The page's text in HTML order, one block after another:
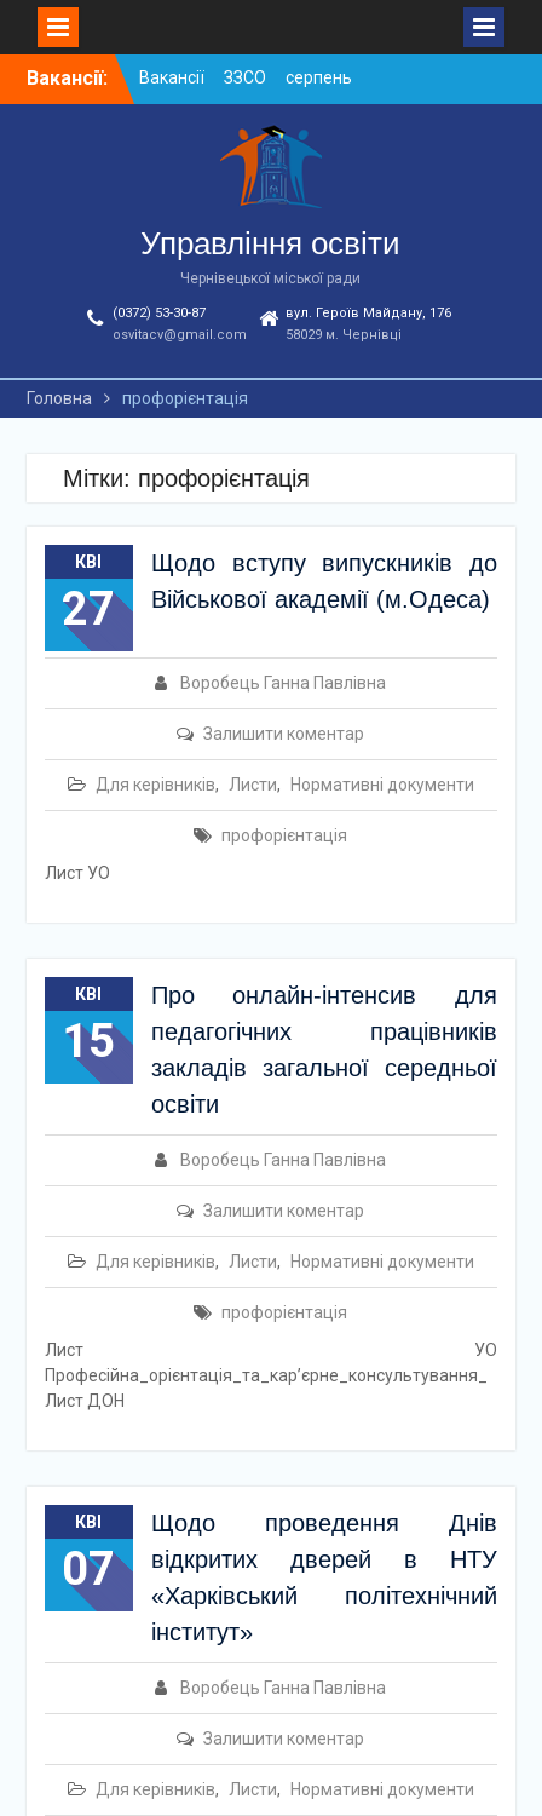
SkipВакансії:
2026
Вакансії ЗЗСО червень
Вакансії у ЗДО та
дошкільних підрозділах
ЗЗСО станом на
Управління освіти
Чернівецької міської ради
(0372) 53-30-87
osvitacv@gmail.com
вул. Героїв Майдану, 176
58029 м. Чернівці
Головна профорієнтація
Мітки: профорієнтація
КВІ
27
Щодо вступу випускників до
Військової академії (м.Одеса)
Воробець Ганна Павлівна
Залишити коментар
Для керівників, Листи, Нормативні документи
профорієнтація
Лист УО
КВІ
15
Про онлайн-інтенсив для
педагогічних працівників
закладів загальної середньої
освіти
Воробець Ганна Павлівна
Залишити коментар
Для керівників, Листи, Нормативні документи
профорієнтація
Лист УО
Професійна_орієнтація_та_кар’єрне_консультування_
Лист ДОН
КВІ
07
Щодо проведення Днів
відкритих дверей в НТУ
«Харківський політехнічний
інститут»
Воробець Ганна Павлівна
Залишити коментар
Для керівників, Листи, Нормативні документи